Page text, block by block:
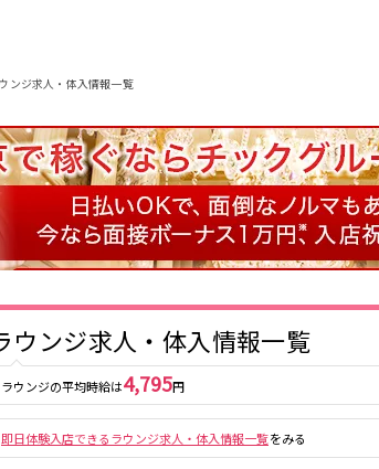
ンジ求人・体入情報一覧
ウンジ求人・体入情報一覧
ラウンジの平均時給は4,795円
即日体験入店できるラウンジ求人・体入情報一覧をみる
北新地 ミナミ 京橋
天満
十三 大阪市
布施・八尾
香里園・守口 江坂・石
三宮 尼崎・西宮・芦
屋
姫路
祇園 木屋町
奈良市
草津 長浜
大津・南部
北新地駅 京橋駅 尼崎駅
大阪駅 高槻駅 茨木駅
神戸駅
さくら夙川駅
大宮駅 京都河原町駅 梅田駅
高槻市駅
奈良駅 ＪＲ小倉駅